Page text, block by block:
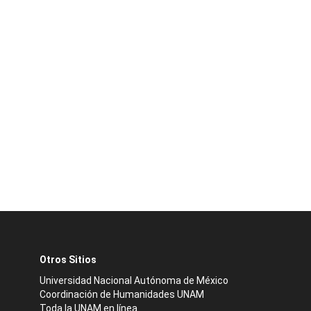
Otros Sitios
Universidad Nacional Autónoma de México
Coordinación de Humanidades UNAM
Toda la UNAM en línea